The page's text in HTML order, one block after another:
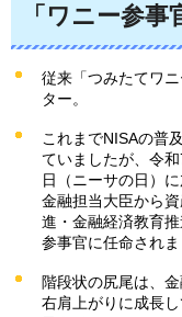
「ワニー参事
従来「つみたてワ
ター。
これまでNISAの普
ていましたが、令
日（ニーサの日）
金融担当大臣から
進・金融経済教育
参事官に任命されま
階段状の尻尾は、
右肩上がりに成長